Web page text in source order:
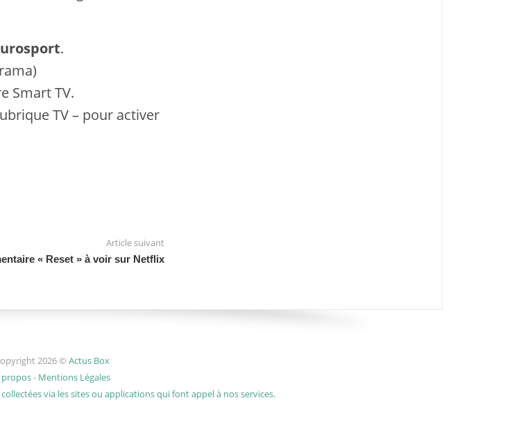
.
Smart TV.
TV – pour activer
Article suivant
« Reset » à voir sur Netflix
2026 © Actus Box
propos- Mentions Légales
via les sites ou applications qui font appel à nos services.